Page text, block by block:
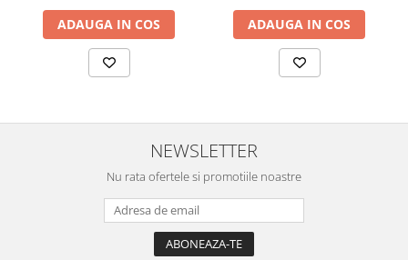
ADAUGA IN COS ADAUGA IN COS
NEWSLETTER
Nu rata ofertele si promotiile noastre